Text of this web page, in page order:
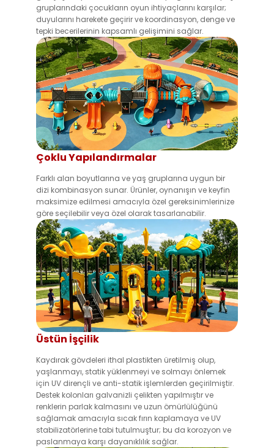
gruplarındaki çocukların oyun ihtiyaçlarını karşılar;
duyularını harekete geçirir ve koordinasyon, denge ve
tepki becerilerinin kapsamlı gelişimini sağlar.
Çoklu Yapılandırmalar
Farklı alan boyutlarına ve yaş gruplarına uygun bir
dizi kombinasyon sunar. Ürünler, oynanışın ve keyfin
maksimize edilmesi amacıyla özel gereksinimlerinize
göre seçilebilir veya özel olarak tasarlanabilir.
Üstün İşçilik
Kaydırak gövdeleri ithal plastikten üretilmiş olup,
yaşlanmayı, statik yüklenmeyi ve solmayı önlemek
için UV dirençli ve anti-statik işlemlerden geçirilmiştir.
Destek kolonları galvanizli çelikten yapılmıştır ve
renklerin parlak kalmasını ve uzun ömürlülüğünü
sağlamak amacıyla sıcak fırın kaplamaya ve UV
stabilizatörlerine tabi tutulmuştur; bu da korozyon ve
paslanmaya karşı dayanıklılık sağlar.